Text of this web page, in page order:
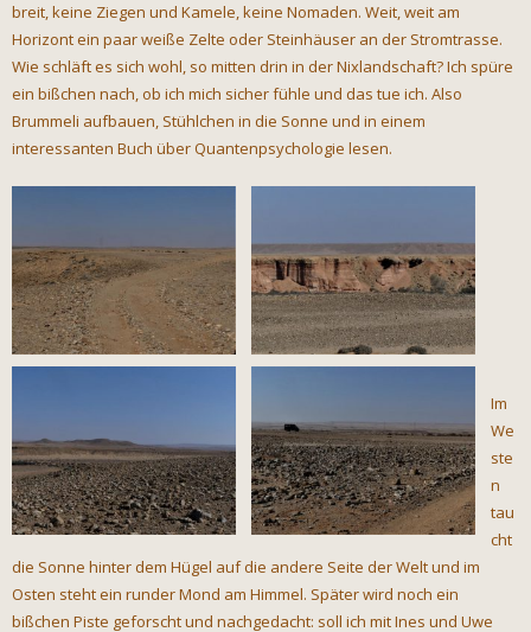
breit, keine Ziegen und Kamele, keine Nomaden. Weit, weit am
Horizont ein paar weiße Zelte oder Steinhäuser an der Stromtrasse.
Wie schläft es sich wohl, so mitten drin in der Nixlandschaft? Ich spüre
ein bißchen nach, ob ich mich sicher fühle und das tue ich. Also
Brummeli aufbauen, Stühlchen in die Sonne und in einem
interessanten Buch über Quantenpsychologie lesen.
Im
We
ste
n
tau
cht
die Sonne hinter dem Hügel auf die andere Seite der Welt und im
Osten steht ein runder Mond am Himmel. Später wird noch ein
bißchen Piste geforscht und nachgedacht: soll ich mit Ines und Uwe